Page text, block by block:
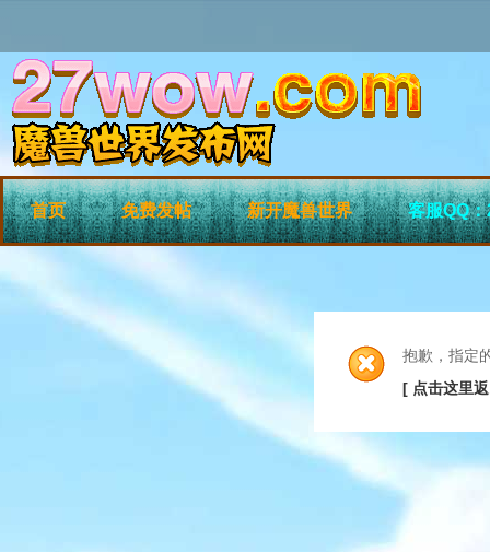
首页 免费发帖 新开魔兽世界 客服QQ
抱歉，指定
[ 点击这里